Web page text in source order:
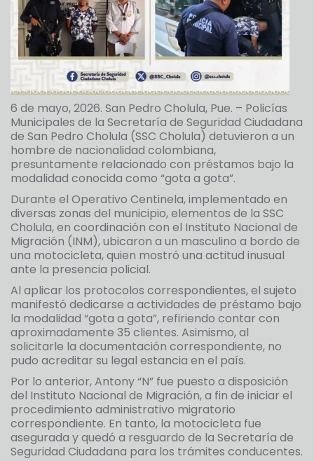
6 de mayo, 2026. San Pedro Cholula, Pue. – Policías
Municipales de la Secretaría de Seguridad Ciudadana
de San Pedro Cholula (SSC Cholula) detuvieron a un
hombre de nacionalidad colombiana,
presuntamente relacionado con préstamos bajo la
modalidad conocida como “gota a gota”.
Durante el Operativo Centinela, implementado en
diversas zonas del municipio, elementos de la SSC
Cholula, en coordinación con el Instituto Nacional de
Migración (INM), ubicaron a un masculino a bordo de
una motocicleta, quien mostró una actitud inusual
ante la presencia policial.
Al aplicar los protocolos correspondientes, el sujeto
manifestó dedicarse a actividades de préstamo bajo
la modalidad “gota a gota”, refiriendo contar con
aproximadamente 35 clientes. Asimismo, al
solicitarle la documentación correspondiente, no
pudo acreditar su legal estancia en el país.
Por lo anterior, Antony “N” fue puesto a disposición
del Instituto Nacional de Migración, a fin de iniciar el
procedimiento administrativo migratorio
correspondiente. En tanto, la motocicleta fue
asegurada y quedó a resguardo de la Secretaría de
Seguridad Ciudadana para los trámites conducentes.